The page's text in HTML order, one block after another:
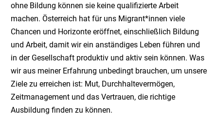
ohne Bildung können sie keine qualifizierte Arbeit
machen. Österreich hat für uns Migrant*innen viele
Chancen und Horizonte eröffnet, einschließlich Bildung
und Arbeit, damit wir ein anständiges Leben führen und
in der Gesellschaft produktiv und aktiv sein können. Was
wir aus meiner Erfahrung unbedingt brauchen, um unsere
Ziele zu erreichen ist: Mut, Durchhaltevermögen,
Zeitmanagement und das Vertrauen, die richtige
Ausbildung finden zu können.